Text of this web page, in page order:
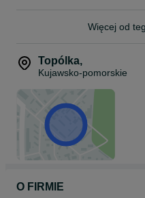
Więcej od
Topólka,
Kujawsko-pomorskie
O FIRMIE